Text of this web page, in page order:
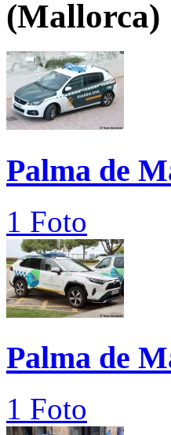
(Mallorca)
Palma de
1 Foto
Palma de
1 Foto